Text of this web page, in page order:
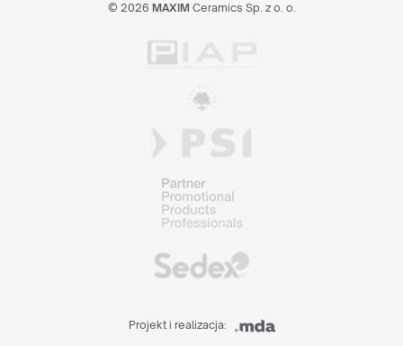
© 2026 MAXIMCeramics Sp. z o. o.
Projekt i realizacja: